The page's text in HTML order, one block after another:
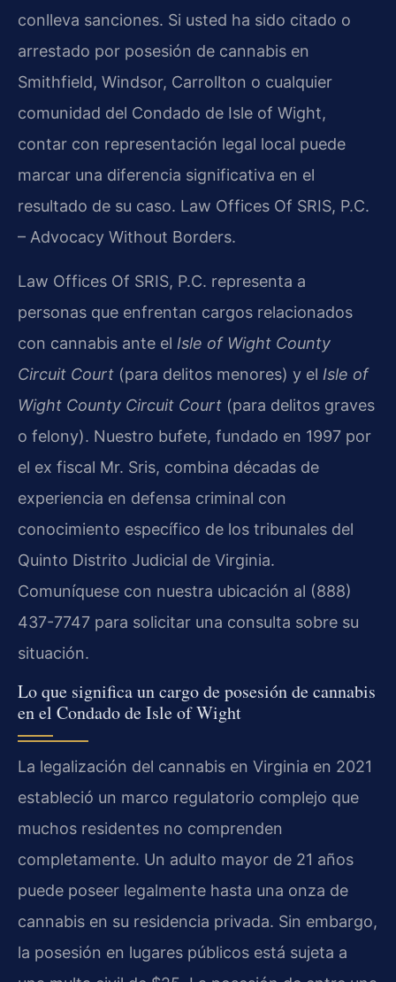
conlleva sanciones. Si usted ha sido citado o
arrestado por posesión de cannabis en
Smithfield, Windsor, Carrollton o cualquier
comunidad del Condado de Isle of Wight,
contar con representación legal local puede
marcar una diferencia significativa en el
resultado de su caso. Law Offices Of SRIS, P.C.
– Advocacy Without Borders.
Law Offices Of SRIS, P.C. representa a
personas que enfrentan cargos relacionados
con cannabis ante el Isle of Wight County
Circuit Court (para delitos menores) y el Isle of
Wight County Circuit Court (para delitos graves
o felony). Nuestro bufete, fundado en 1997 por
el ex fiscal Mr. Sris, combina décadas de
experiencia en defensa criminal con
conocimiento específico de los tribunales del
Quinto Distrito Judicial de Virginia.
Comuníquese con nuestra ubicación al (888)
437-7747 para solicitar una consulta sobre su
situación.
Lo que significa un cargo de posesión de cannabis
en el Condado de Isle of Wight
La legalización del cannabis en Virginia en 2021
estableció un marco regulatorio complejo que
muchos residentes no comprenden
completamente. Un adulto mayor de 21 años
puede poseer legalmente hasta una onza de
cannabis en su residencia privada. Sin embargo,
la posesión en lugares públicos está sujeta a